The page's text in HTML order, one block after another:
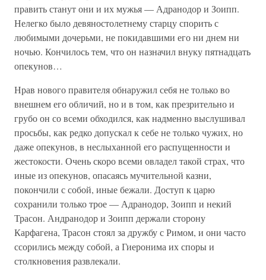
править станут они и их мужья — Адранодор и Зоипп.
Нелегко было девяностолетнему старцу спорить с
любимыми дочерьми, не покидавшими его ни днем ни
ночью. Кончилось тем, что он назначил внуку пятнадцать
опекунов…
Нрав нового правителя обнаружил себя не только во
внешнем его обличий, но и в том, как презрительно и
грубо он со всеми обходился, как надменно выслушивал
просьбы, как редко допускал к себе не только чужих, но
даже опекунов, в неслыханной его распущенности и
жестокости. Очень скоро всеми овладел такой страх, что
иные из опекунов, опасаясь мучительной казни,
покончили с собой, иные бежали. Доступ к царю
сохранили только трое — Адранодор, Зоипп и некий
Трасон. Андранодор и Зоипп держали сторону
Карфагена, Трасон стоял за дружбу с Римом, и они часто
ссорились между собой, а Гиеронима их споры и
столкновения развлекали.